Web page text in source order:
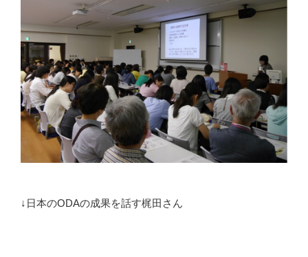
↓日本のODAの成果を話す梶田さん